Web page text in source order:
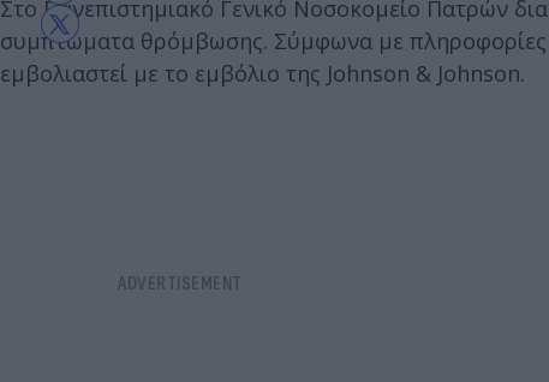
Στο Πανεπιστημιακό Γενικό Νοσοκομείο Πατρών
συμπτώματα θρόμβωσης. Σύμφωνα με πληροφορίες
εμβολιαστεί με το εμβόλιο της Johnson & Johnson.